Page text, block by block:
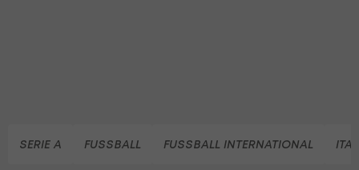
SERIE A FUSSBALL FUSSBALL INTERNATIONAL